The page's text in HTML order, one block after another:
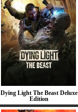
Dying Light The Beast Deluxe
Edition